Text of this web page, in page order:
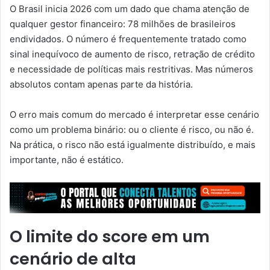
O Brasil inicia 2026 com um dado que chama atenção de
qualquer gestor financeiro: 78 milhões de brasileiros
endividados. O número é frequentemente tratado como
sinal inequívoco de aumento de risco, retração de crédito
e necessidade de políticas mais restritivas. Mas números
absolutos contam apenas parte da história.
O erro mais comum do mercado é interpretar esse cenário
como um problema binário: ou o cliente é risco, ou não é.
Na prática, o risco não está igualmente distribuído, e mais
importante, não é estático.
O limite do score em um
cenário de alta